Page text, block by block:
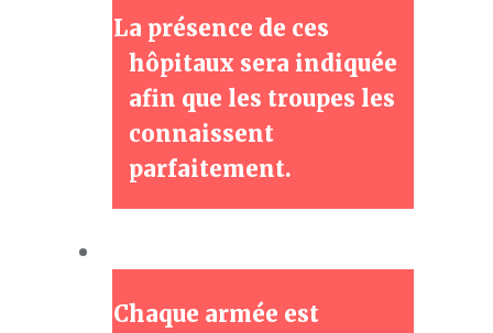
La présence de ces
hôpitaux sera indiquée
afin que les troupes les
connaissent
parfaitement.
Chaque armée est